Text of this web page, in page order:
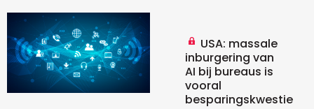
USA: massale
inburgering van
AI bij bureaus is
vooral
besparingskwestie